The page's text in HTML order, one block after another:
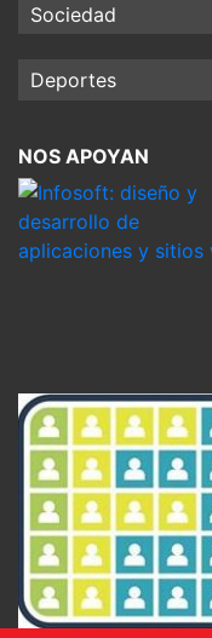
Sociedad
Deportes
NOS APOYAN